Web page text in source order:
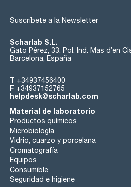
Suscríbete a la Newsletter
Scharlab S.L.
Gato Pérez, 33. Pol. Ind. Mas d’en
Barcelona, España
T +34937456400
F +34937152765
helpdesk@scharlab.com
Material de laboratorio
Productos químicos
Microbiología
Vidrio, cuarzo y porcelana
Cromatografía
Equipos
Consumible
Seguridad e higiene